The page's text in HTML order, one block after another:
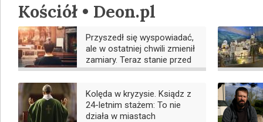
Kościół • Deon.pl
Przyszedł się wyspowiadać,
ale w ostatniej chwili zmienił
zamiary. Teraz stanie przed
sądem
Kolęda w kryzysie. Ksiądz z
24-letnim stażem: To nie
działa w miastach